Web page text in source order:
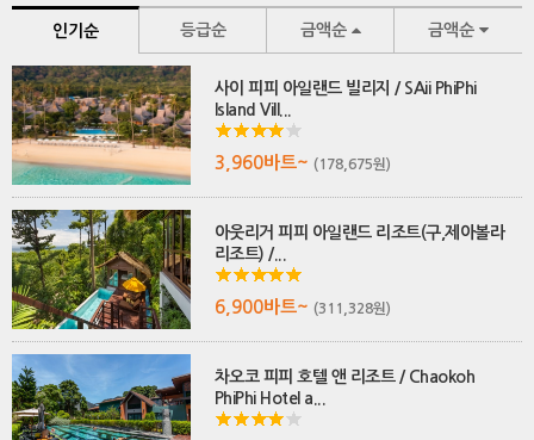
인기순 등급순 금액순 금액순
사이 피피 아일랜드 빌리지 / SAii PhiPhi
Island Vill...
3,960바트~ (178,675원)
아웃리거 피피 아일랜드 리조트(구,제아볼라
리조트) /...
6,900바트~ (311,328원)
차오코 피피 호텔 앤 리조트 / Chaokoh
PhiPhi Hotel a...